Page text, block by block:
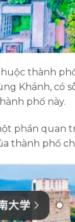
thành
Khánh, có
phố này.
phần quan
thành phố